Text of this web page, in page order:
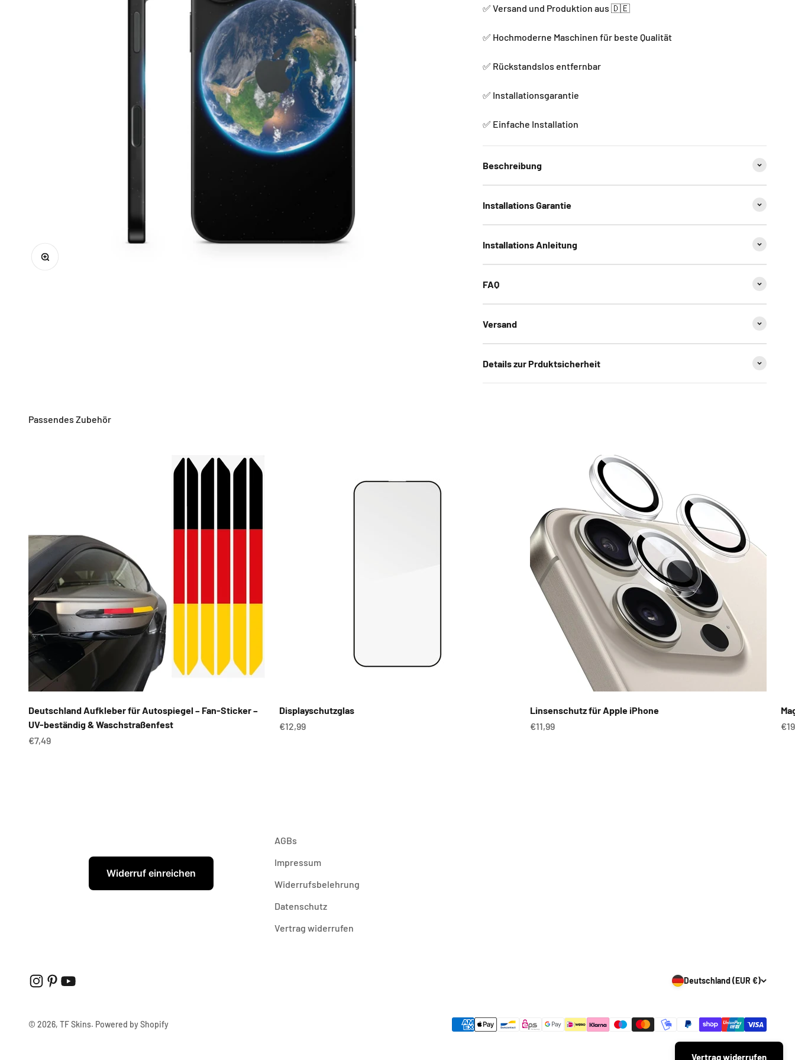
Bild vergrößern
✅ Versand und Produktion aus 🇩🇪
✅ Hochmoderne Maschinen für beste Qualität
✅ Rückstandslos entfernbar
✅ Installationsgarantie
✅ Einfache Installation
Beschreibung
Installations Garantie
Installations Anleitung
FAQ
Versand
Details zur Prduktsicherheit
Passendes Zubehör
Deutschland Aufkleber für Autospiegel – Fan-Sticker –
UV-beständig & Waschstraßenfest
Angebot
€7,49
Displayschutzglas
Angebot
€12,99
Linsenschutz für Apple iPhone
Angebot
€11,99
Widerruf einreichen
AGBs
Impressum
Widerrufsbelehrung
Datenschutz
Vertrag widerrufen
Deutschland (EUR €)
© 2026, TF Skins. Powered by Shopify
Vertrag widerrufen